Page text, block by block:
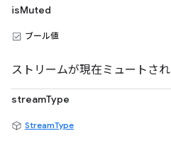
isMuted
ブール値
ストリームが現在ミュートされ
streamType
StreamType